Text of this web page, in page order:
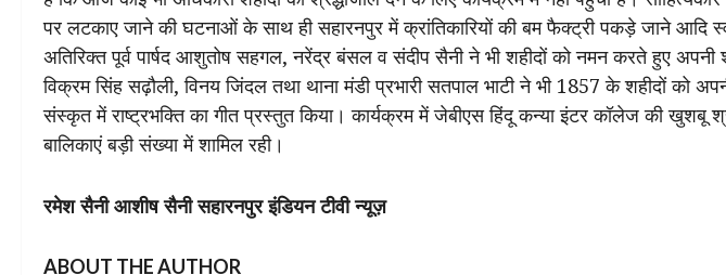
पर लटकाए जाने की घटनाओं के साथ ही सहारनपुर में क्रांतिकारियों की बम फैक्ट्री पकड़े जाने
अतिरिक्त पूर्व पार्षद आशुतोष सहगल, नरेंद्र बंसल व संदीप सैनी ने भी शहीदों को नमन करते हुए
विक्रम सिंह सढ़ौली, विनय जिंदल तथा थाना मंडी प्रभारी सतपाल भाटी ने भी 1857 के शहीदों को
संस्कृत में राष्ट्रभक्ति का गीत प्रस्तुत किया। कार्यक्रम में जेबीएस हिंदू कन्या इंटर कॉलेज की खुशबू
बालिकाएं बड़ी संख्या में शामिल रही।
रमेश सैनी आशीष सैनी सहारनपुर इंडियन टीवी न्यूज़
ABOUT THE AUTHOR